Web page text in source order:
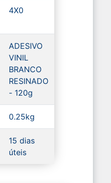
4X0
ADESIVO
VINIL
BRANCO
RESINADO
- 120g
0.25kg
15 dias
úteis